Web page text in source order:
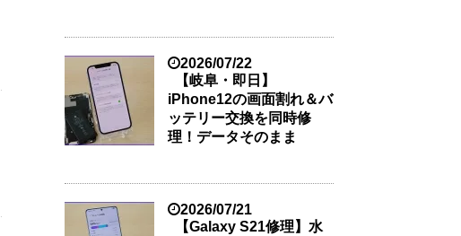
2026/07/22
【岐阜・即日】
iPhone12の画面割れ＆バ
ッテリー交換を同時修
理！データそのまま
2026/07/21
【Galaxy S21修理】水